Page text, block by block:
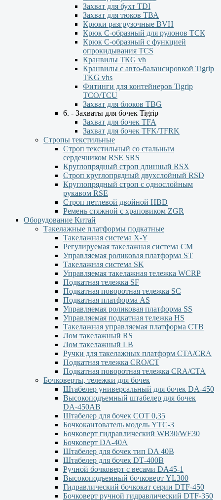
Захват для бухт TDI
Захват для тюков ТВА
Крюки разгрузочные BVH
Крюк С-образный для рулонов ТСК
Крюк С-образный с функцией
опрокидывания ТСS
Кранвилы TКG vh
Кранвилы с авто-балансировкой Tigrip
TKG vhs
Фитинги для контейнеров Tigrip
TCO/TCU
Захват для блоков TBG
6. - Захваты для бочек Tigrip
Захват для бочек TFA
Захват для бочек TFK/TFRK
Стропы текстильные
Строп текстильный со стальным
сердечником RSE SRS
Круглопрядный строп длинный RSX
Строп круглопрядный двухслойный RSD
Круглопрядный строп с однослойным
рукавом RSЕ
Строп петлевой двойной HBD
Ремень стяжной с храповиком ZGR
Оборудование Китай
Такелажные платформы подкатные
Такелажная система X-Y
Регулируемая такелажная система СМ
Управляемая роликовая платформа ST
Такелажная система SK
Управляемая такелажная тележка WCRP
Подкатная тележка SF
Подкатная поворотная тележка SC
Подкатная платформа AS
Управляемая роликовая платформа SS
Управляемая подкатная тележка HS
Такелажная управляемая платформа СТВ
Лом такелажный RS
Лом такелажный LB
Ручки для такелажных платформ СТА/CRA
Подкатная тележка CRO/CT
Подкатная поворотная тележка CRA/CTA
Бочковерты, тележки для бочек
Штабелер универсальный для бочек DA-450
Высокоподъемный штабелер для бочек
DА-450АВ
Штабелер для бочек СОТ 0,35
Бочкокантователь модель YTC-3
Бочковерт гидравлический WB30/WE30
Бочковерт DA-40A
Штабелер для бочек тип DA 40В
Штабелер для бочек DТ-400В
Ручной бочковерт с весами DА45-1
Высокоподъемный бочковерт YL300
Гидравлический бочкокат серии DTF-450
Бочковерт ручной гидравлический DTF-350